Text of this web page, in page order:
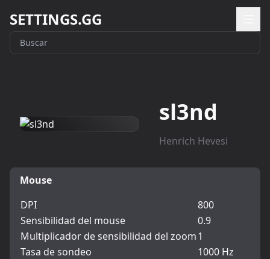
SETTINGS.GG
sl3nd
Henrich Hevesi
Mouse
DPI
800
Sensibilidad del mouse
0.9
Multiplicador de sensibilidad del zoom1
Tasa de sondeo
1000 Hz